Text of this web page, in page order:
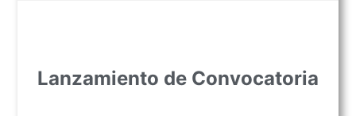
Lanzamiento de Convocatoria